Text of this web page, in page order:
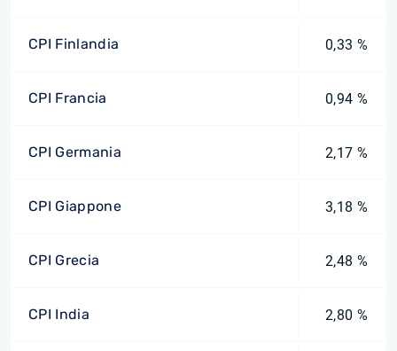
CPI Finlandia 0,33 %
CPI Francia 0,94 %
CPI Germania 2,17 %
CPI Giappone 3,18 %
CPI Grecia 2,48 %
CPI India 2,80 %